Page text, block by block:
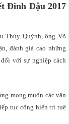
Đinh Dậu 2017
Thúy Quỳnh, ông Võ
đánh giá cao những
với sự nghiệp cách
mong muốn các văn
tục cống hiến trí tuệ